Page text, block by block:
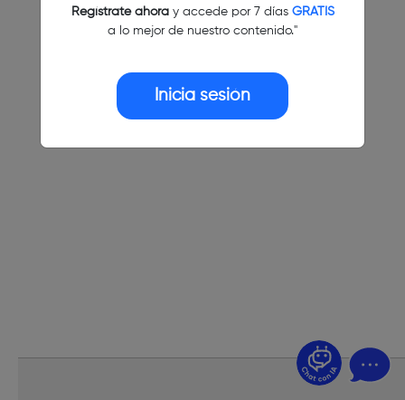
Regístrate ahoray accede por 7 días GRATIS
a lo mejor de nuestro contenido."
Inicia sesión